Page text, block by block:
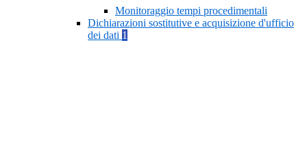
Monitoraggio tempi procedimentali
Dichiarazioni sostitutive e acquisizione d'ufficio
dei dati 1